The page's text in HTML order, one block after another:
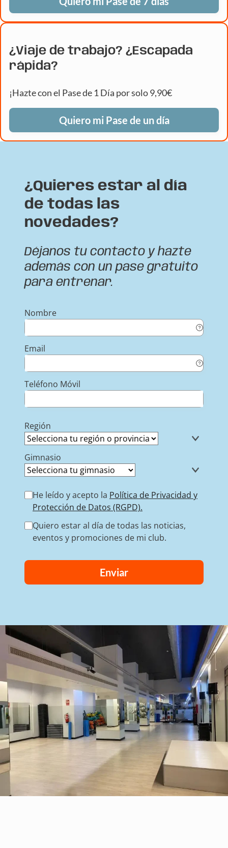
¿Viaje de trabajo? ¿Escapada
rápida?
¡Hazte con el Pase de 1 Día por solo 9,90€
Quiero mi Pase de un día
¿Quieres estar al día
de todas las
novedades?
Déjanos tu contacto y hazte
además con un pase gratuito
para entrenar.
Nombre
Email
Teléfono Móvil
Región
Gimnasio
He leído y acepto la Política de Privacidad y
Protección de Datos (RGPD).
Quiero estar al día de todas las noticias,
eventos y promociones de mi club.